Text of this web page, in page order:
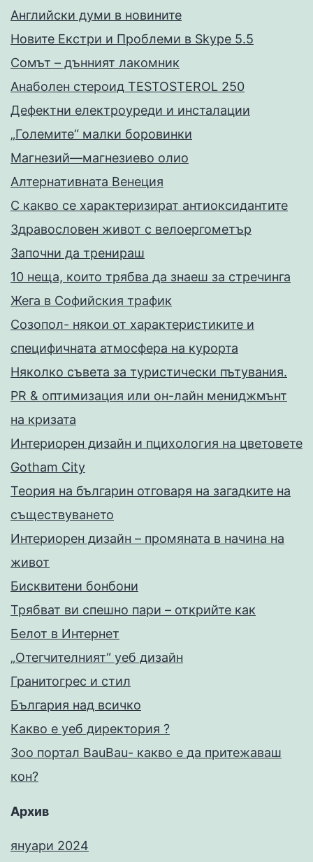
Английски думи в новините
Новите Екстри и Проблеми в Skype 5.5
Сомът – дънният лакомник
Анаболен стероид TESTOSTEROL 250
Дефектни електроуреди и инсталации
„Големите“ малки боровинки
Магнезий—магнезиево олио
Алтернативната Венеция
С какво се характеризират антиоксидантите
Здравословен живот с велоергометър
Запoчни да тренираш
10 неща, които трябва да знаеш за стречинга
Жега в Софийския трафик
Созопол- някои от характеристиките и
специфичната атмосфера на курорта
Няколко съвета за туристически пътувания.
PR & оптимизация или он-лайн мениджмънт
на кризата
Интериорен дизайн и пцихология на цветовете
Gotham City
Теория на българин отговаря на загадките на
съществуването
Интериорен дизайн – промяната в начина на
живот
Бисквитени бонбони
Трябват ви спешно пари – открийте как
Белот в Интернет
„Отегчителният“ уеб дизайн
Гранитогрес и стил
България над всичко
Какво е уеб директория ?
Зоо портал BauBau- какво е да притежаваш
кон?
Архив
януари 2024